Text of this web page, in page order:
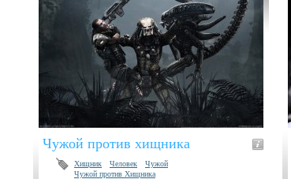
Чужой против хищника
Хищник Человек
Чужой
Чужой против Хищника